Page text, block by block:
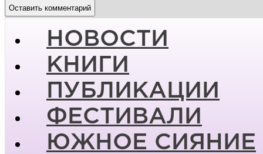
НОВОСТИ
КНИГИ
ПУБЛИКАЦИИ
ФЕСТИВАЛИ
ЮЖНОЕ СИЯНИЕ